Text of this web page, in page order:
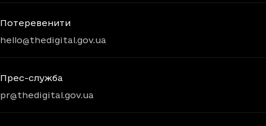
Потеревенити
hello@thedigital.gov.ua
Прес-служба
pr@thedigital.gov.ua